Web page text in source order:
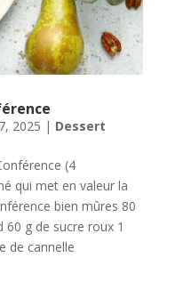
2025 | Dessert
(4
qui met en valeur la
bien mûres 80
60 g de sucre roux 1
de cannelle